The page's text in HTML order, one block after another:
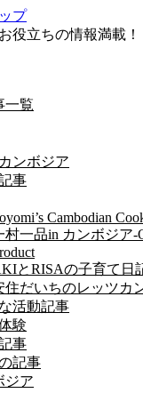
プ
役立ちの情報満載！
一覧
ンボジア
事
Cambodian
村一品in カンボジア-
とRISAの子育て日
住だいちのレッツカ
活動記事
験
事
記事
ジア